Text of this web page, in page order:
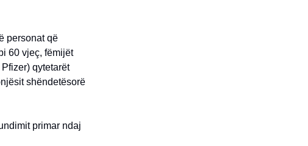
personat që
60 vjeç, fëmijët
qytetarët
shëndetësorë
primar ndaj